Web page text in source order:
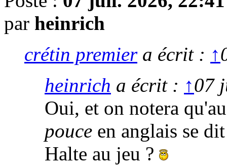
par heinrich
crétin premiera écrit : ↑
heinrich a écrit : ↑07
Oui, et on notera
pouce en anglais se
Halte au jeu ?